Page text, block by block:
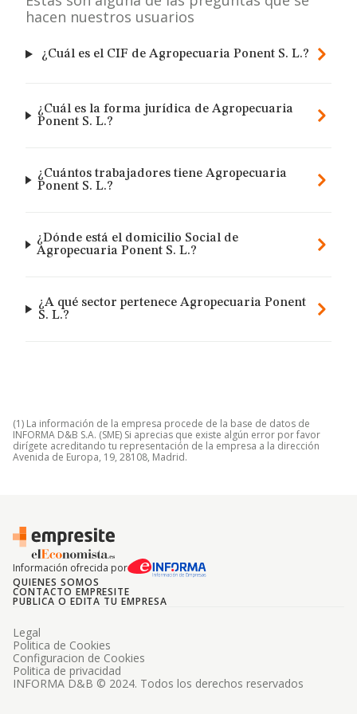
hacen nuestros usuarios
¿Cuál es el CIF de Agropecuaria Ponent S. L.?
¿Cuál es la forma jurídica de Agropecuaria
Ponent S. L.?
¿Cuántos trabajadores tiene Agropecuaria
Ponent S. L.?
¿Dónde está el domicilio Social de
Agropecuaria Ponent S. L.?
¿A qué sector pertenece Agropecuaria Ponent
S. L.?
(1) La información de la empresa procede de la base de datos de
INFORMA D&B S.A. (SME) Si aprecias que existe algún error por favor
dirígete acreditando tu representación de la empresa a la dirección
Avenida de Europa, 19, 28108, Madrid.
Información ofrecida por
QUIENES SOMOS
CONTACTO EMPRESITE
PUBLICA O EDITA TU EMPRESA
INFORMA D&B © 2024. Todos los derechos reservados
Legal
Politica de Cookies
Configuracion de Cookies
Politica de privacidad